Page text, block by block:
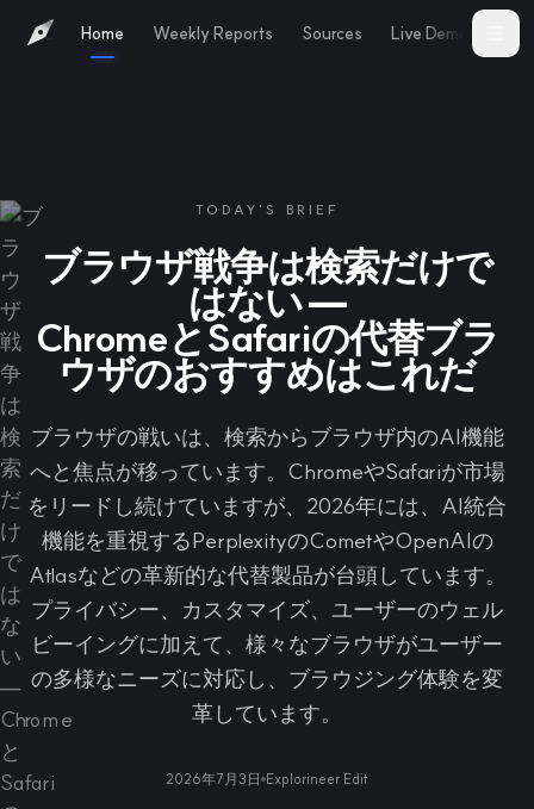
Home Weekly Reports Sources Live Demo
TODAY'S BRIEF
ブラウザ戦争は検索だけで
はない —
ChromeとSafariの代替ブラ
ウザのおすすめはこれだ
ブラウザの戦いは、検索からブラウザ内のAI機能
へと焦点が移っています。ChromeやSafariが市場
をリードし続けていますが、2026年には、AI統合
機能を重視するPerplexityのCometやOpenAIの
Atlasなどの革新的な代替製品が台頭しています。
プライバシー、カスタマイズ、ユーザーのウェル
ビーイングに加えて、様々なブラウザがユーザー
の多様なニーズに対応し、ブラウジング体験を変
革しています。
2026年7月3日 Explorineer Edit